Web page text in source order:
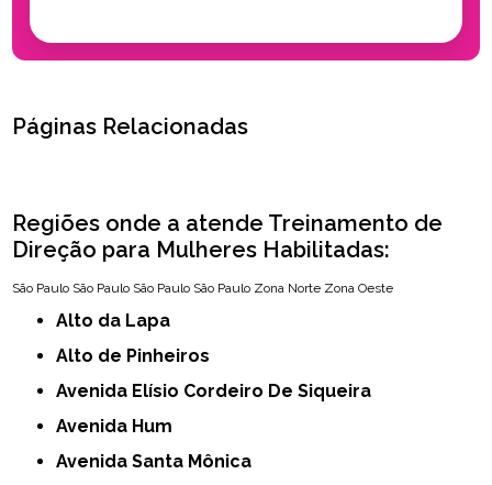
Páginas Relacionadas
Regiões onde a atende Treinamento de
Direção para Mulheres Habilitadas:
São Paulo São Paulo São Paulo São Paulo Zona Norte Zona Oeste
Alto da Lapa
Alto de Pinheiros
Avenida Elísio Cordeiro De Siqueira
Avenida Hum
Avenida Santa Mônica